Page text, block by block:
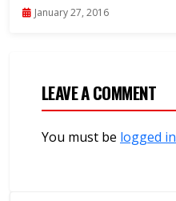
January 27, 2016
LEAVE A COMMENT
You must be logged in